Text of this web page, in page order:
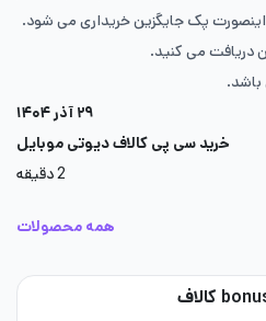
اینصورت پک جایگزین خریداری می شود.
دریافت می کنید.
۲۹ آذر ۱۴۰۴
خرید سی پی کالاف دیوتی موبایل
2 دقیقه
همه محصولات